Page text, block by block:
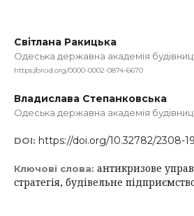
Світлана Ракицька
Одеська державна академія
https://orcid.org/0000-0002-0874-6670
Владислава Степанковська
Одеська державна академія
DOI: https://doi.org/10.32782/2308-
Ключові слова: антикризове
стратегія, будівельне